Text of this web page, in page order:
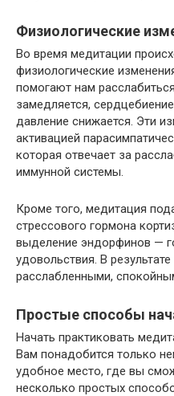
Физиологические
Во время медитации
физиологические
помогают нам
замедляется,
давление снижается. Эти
активацией
которая отвечает за
иммунной системы.
Кроме того, медитация
стрессового гормона
выделение эндорфинов —
удовольствия. В
расслабленными,
Простые способы
Начать практиковать
Вам понадобится только
удобное место, где вы
несколько простых